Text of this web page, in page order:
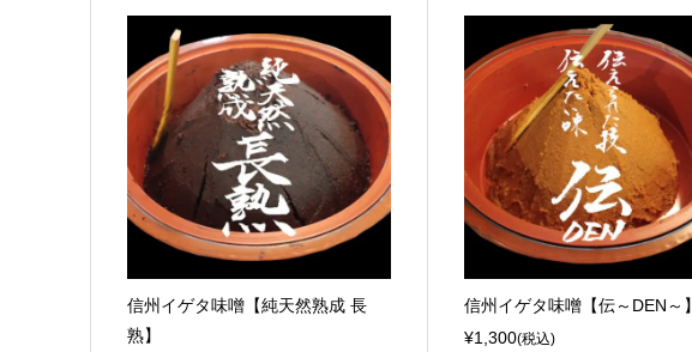
信州イゲタ味噌【純天然熟成 長
熟】
信州イゲタ味噌【伝～DEN～】
¥1,300(税込)